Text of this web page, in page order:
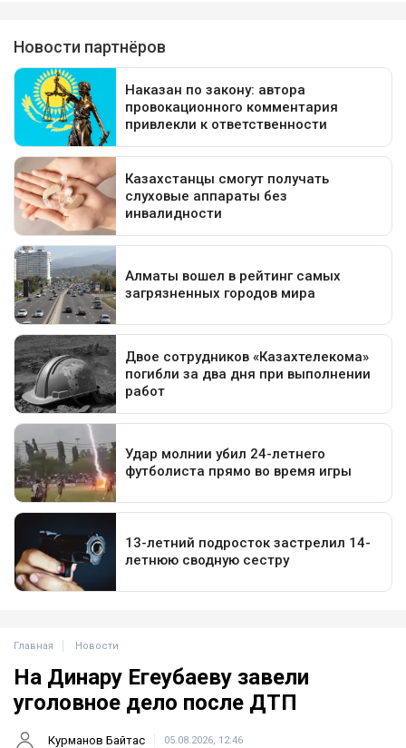
Главная Новости
На Динару Егеубаеву завели
уголовное дело после ДТП
Курманов Байтас 05.08.2026, 12:46